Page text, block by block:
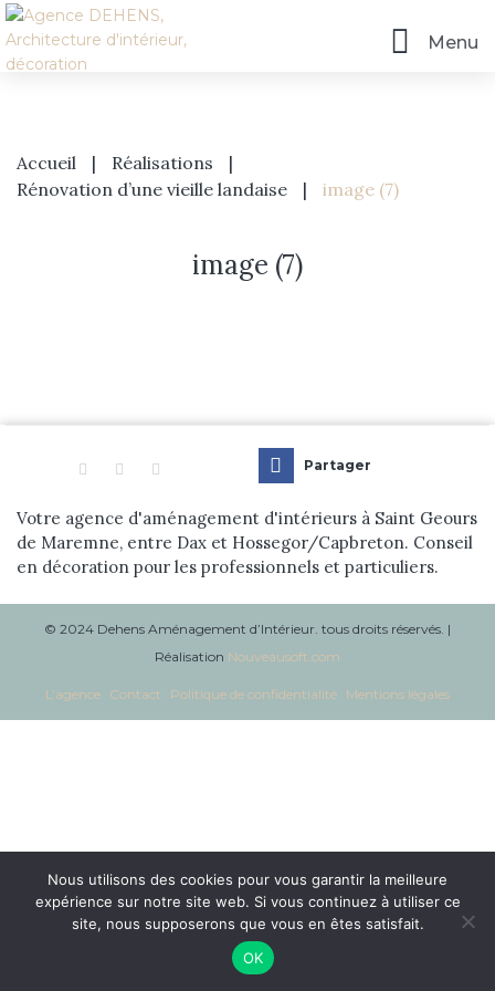
Menu
Prestations
Réalisations
Blog
Contact
Accueil | Réalisations
|
Rénovation d’une vieille landaise
| image (7)
image (7)
Votre agence d'aménagement d'intérieurs à Saint Geours
de Maremne, entre Dax et Hossegor/Capbreton. Conseil
en décoration pour les professionnels et particuliers.
Partager
© 2024 Dehens Aménagement d’Intérieur. tous droits réservés. |
Réalisation Nouveausoft.com
L’agence Contact Politique de confidentialité Mentions légales
Nous utilisons des cookies pour vous garantir la meilleure
expérience sur notre site web. Si vous continuez à utiliser ce
site, nous supposerons que vous en êtes satisfait.
OK